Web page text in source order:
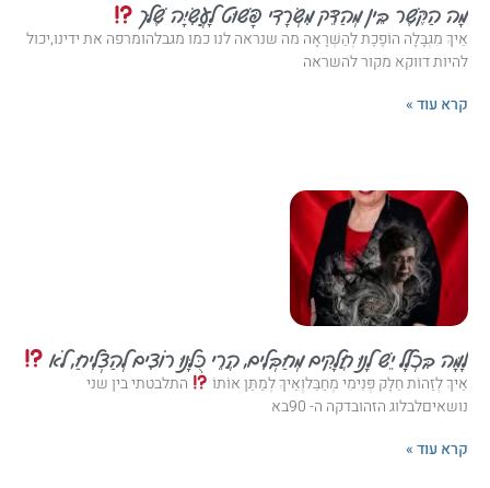
מָה הַקֶּשֶׁר בֵּין מְהַדֵּק מִשְׂרָדִי פָּשׁוּט לָעֲשִׂיָּה שֶׁלּך
אֵיךְ מִגְבָּלָה הוֹפֶכֶת לְהַשְׁרָאָה מה שנראה לנו כמו מגבלהומרפה את ידינו,יכול
להיות דווקא מקור להשראה
קרא עוד »
לָמָּה בִּכְלָל יֵשׁ לָנוּ חֲלָקִים מְחַבְּלִים, הֲרֵי כֻּלָּנוּ רוֹצִים לְהַצְלִיחַ, לֹא
אֵיךְ לְזַהוֹת חֵלֶק פְּנִימִי מְחַבֵּלוְאֵיךְ לְמַתֵּן אוֹתוֹ
התלבטתי בין שני
נושאיםלבלוג הזהובדקה ה- 90בא
קרא עוד »